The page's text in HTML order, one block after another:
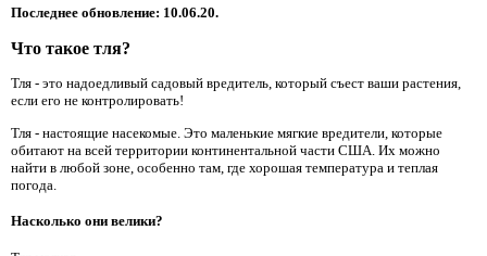
Последнее обновление: 10.06.20.
Что такое тля?
Тля - это надоедливый садовый вредитель, который съест ваши растения,
если его не контролировать!
Тля - настоящие насекомые. Это маленькие мягкие вредители, которые
обитают на всей территории континентальной части США. Их можно
найти в любой зоне, особенно там, где хорошая температура и теплая
погода.
Насколько они велики?